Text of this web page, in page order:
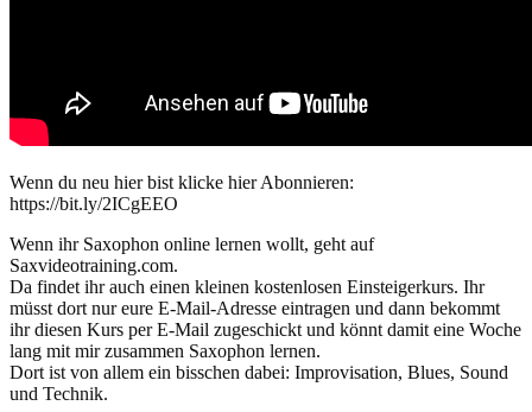
Wenn du neu hier bist klicke hier Abonnieren:
https://bit.ly/2ICgEEO
Wenn ihr Saxophon online lernen wollt, geht auf
Saxvideotraining.com.
Da findet ihr auch einen kleinen kostenlosen Einsteigerkurs. Ihr
müsst dort nur eure E-Mail-Adresse eintragen und dann bekommt
ihr diesen Kurs per E-Mail zugeschickt und könnt damit eine Woche
lang mit mir zusammen Saxophon lernen.
Dort ist von allem ein bisschen dabei: Improvisation, Blues, Sound
und Technik.